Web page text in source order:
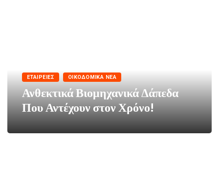
ΕΤΑΙΡΕΊΕΣ ΟΙΚΟΔΟΜΙΚΆ ΝΈΑ
Ανθεκτικά Βιομηχανικά Δάπεδα
Που Αντέχουν στον Χρόνο!